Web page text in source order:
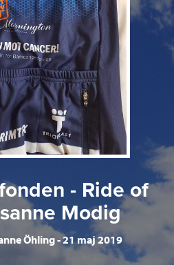
- Ride of
Modig
Öhling 21 maj 2019